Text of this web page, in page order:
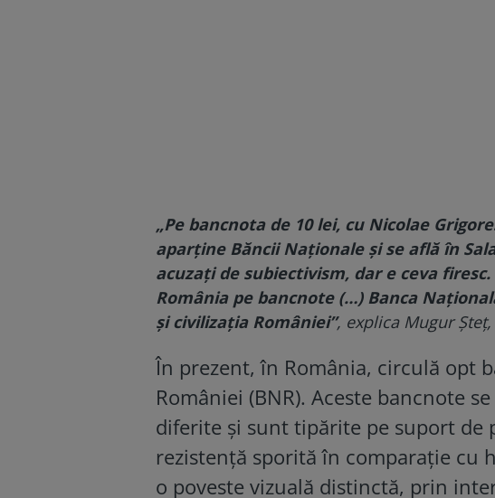
„Pe bancnota de 10 lei, cu Nicolae
aparține Băncii Naționale şi se află în
acuzați de subiectivism, dar e ceva
România pe bancnote (…) Banca
şi civilizaţia României”, explica Mugur
În prezent, în România, circulă opt
României (BNR). Aceste bancnote
diferite și sunt tipărite pe suport de
rezistență sporită în comparație cu
o poveste vizuală distinctă, prin